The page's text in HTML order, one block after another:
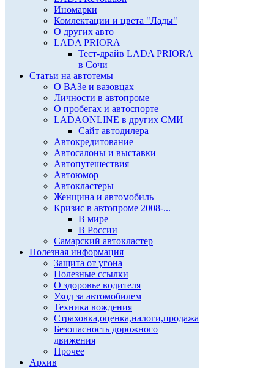
Иномарки
Комлектации и цвета "Лады"
О других авто
LADA PRIORA
Тест-драйв LADA PRIORA
в Сочи
Статьи на автотемы
О ВАЗе и вазовцах
Личности в автопроме
О пробегах и автоспорте
LADAONLINE в других СМИ
Сайт автодилера
Автокредитование
Автосалоны и выставки
Автопутешествия
Автоюмор
Автокластеры
Женщина и автомобиль
Кризис в автопроме 2008-...
В мире
В России
Самарский автокластер
Полезная информация
Защита от угона
Полезные ссылки
О здоровье водителя
Уход за автомобилем
Техника вождения
Страховка,оценка,налоги,продажа
Безопасность дорожного
движения
Прочее
Архив